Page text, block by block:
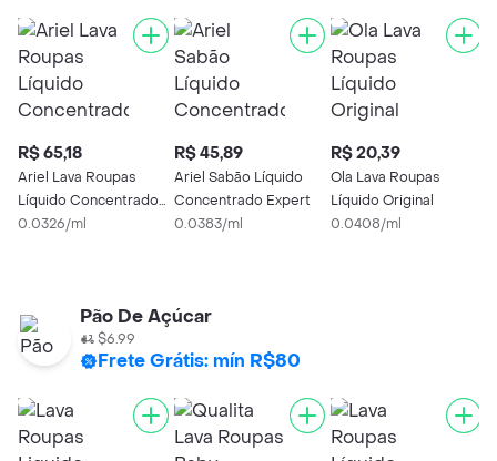
R$ 65,18
Ariel Lava Roupas
Líquido Concentrado
Expert
0.0326/ml
R$ 45,89
Ariel Sabão Líquido
Concentrado Expert
0.0383/ml
R$ 20,39
Ola Lava Roupas
Líquido Original
0.0408/ml
Pão De Açúcar
$6.99
Frete Grátis: mín R$80